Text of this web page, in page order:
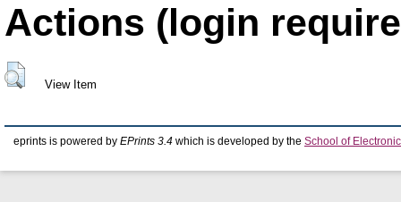
Actions (login
View Item
eprints is powered by EPrints 3.4 which is developed by the School of